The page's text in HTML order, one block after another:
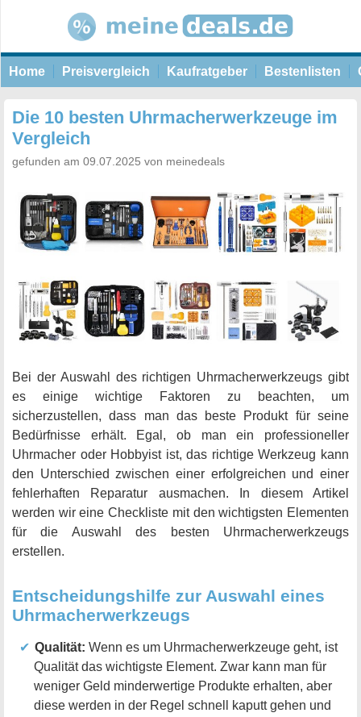
Home Preisvergleich Kaufratgeber Bestenlisten
Die 10 besten Uhrmacherwerkzeuge im
Vergleich
gefunden am 09.07.2025 von meinedeals
Bei der Auswahl des richtigen Uhrmacherwerkzeugs gibt
es einige wichtige Faktoren zu beachten, um
sicherzustellen, dass man das beste Produkt für seine
Bedürfnisse erhält. Egal, ob man ein professioneller
Uhrmacher oder Hobbyist ist, das richtige Werkzeug kann
den Unterschied zwischen einer erfolgreichen und einer
fehlerhaften Reparatur ausmachen. In diesem Artikel
werden wir eine Checkliste mit den wichtigsten Elementen
für die Auswahl des besten Uhrmacherwerkzeugs
erstellen.
Entscheidungshilfe zur Auswahl eines
Uhrmacherwerkzeugs
Qualität: Wenn es um Uhrmacherwerkzeuge geht, ist
Qualität das wichtigste Element. Zwar kann man für
weniger Geld minderwertige Produkte erhalten, aber
diese werden in der Regel schnell kaputt gehen und